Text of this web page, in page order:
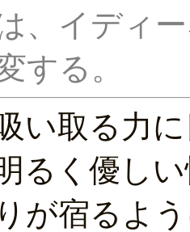
、イディ
い取る力
るく優し
が宿るよ